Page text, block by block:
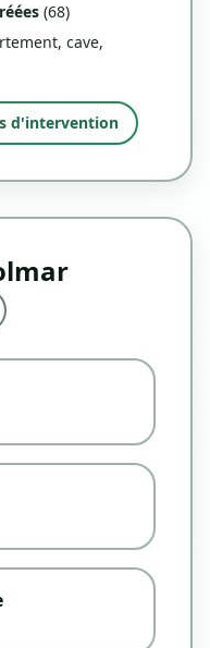
(68)
cave,
d'intervention